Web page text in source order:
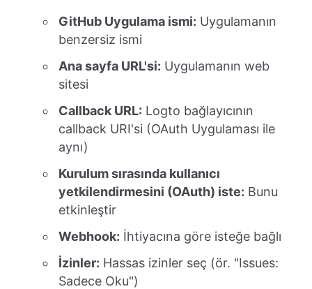
GitHub Uygulama ismi: Uygulamanın
benzersiz ismi
Ana sayfa URL'si: Uygulamanın web
sitesi
Callback URL: Logto bağlayıcının
callback URI'si (OAuth Uygulaması ile
aynı)
Kurulum sırasında kullanıcı
yetkilendirmesini (OAuth) iste: Bunu
etkinleştir
Webhook: İhtiyacına göre isteğe bağlı
İzinler: Hassas izinler seç (ör. "Issues:
Sadece Oku")